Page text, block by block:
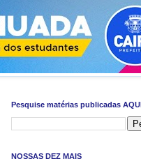
Pesquise matérias publicadas AQUI
NOSSAS DEZ MAIS